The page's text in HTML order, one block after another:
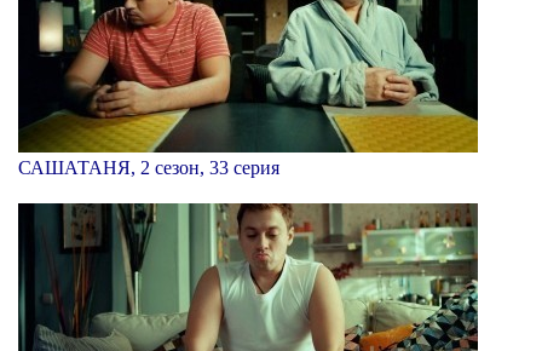
САШАТАНЯ, 2 сезон, 33 серия